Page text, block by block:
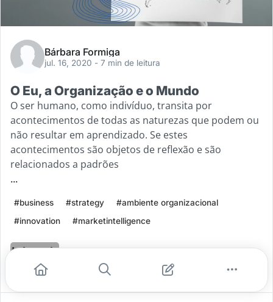
Bárbara Formiga
jul. 16, 2020 - 7 min de leitura
O Eu, a Organização e o Mundo
O ser humano, como indivíduo, transita por
acontecimentos de todas as naturezas que podem ou
não resultar em aprendizado. Se estes
acontecimentos são objetos de reflexão e são
relacionados a padrões
...
#business #strategy
#ambiente organizacional
#innovation
#marketintelligence
Leia mais